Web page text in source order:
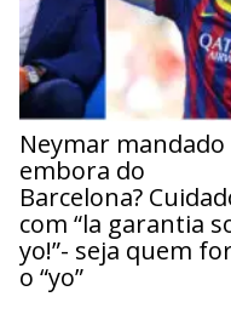
Neymar mandado
embora do
Barcelona?
com “la garantia
yo!”- seja quem
o “yo”